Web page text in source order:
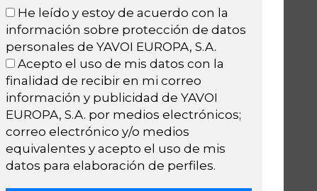
He leído y estoy de acuerdo con la
información sobre protección de datos
personales de YAVOI EUROPA, S.A.
Acepto el uso de mis datos con la
finalidad de recibir en mi correo
información y publicidad de YAVOI
EUROPA, S.A. por medios electrónicos;
correo electrónico y/o medios
equivalentes y acepto el uso de mis
datos para elaboración de perfiles.